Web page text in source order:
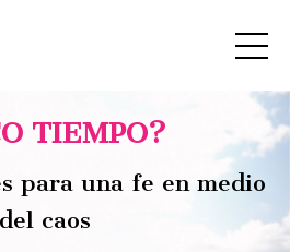
TIEMPO?
para una fe en medio
del caos